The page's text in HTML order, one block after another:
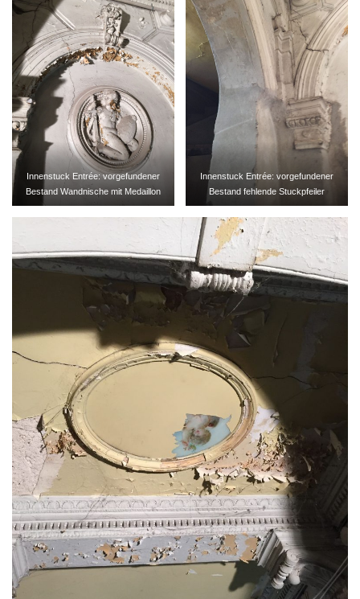
Innenstuck Entrée: vorgefundener
Bestand Wandnische mit Medaillon
Innenstuck Entrée: vorgefundener
Bestand fehlende Stuckpfeiler